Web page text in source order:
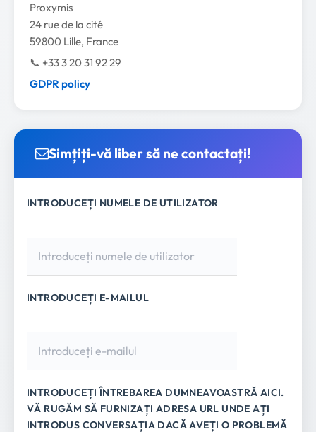
Proxymis
24 rue de la cité
59800 Lille, France
📞 +33 3 20 31 92 29
GDPR policy
Simțiți-vă liber să ne contactați!
INTRODUCEȚI NUMELE DE UTILIZATOR
INTRODUCEȚI E-MAILUL
INTRODUCEȚI ÎNTREBAREA DUMNEAVOASTRĂ AICI.
VĂ RUGĂM SĂ FURNIZAȚI ADRESA URL UNDE AȚI
INTRODUS CONVERSAȚIA DACĂ AVEȚI O PROBLEMĂ